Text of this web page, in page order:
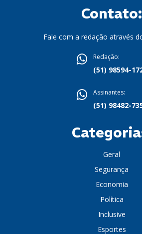
Contato:
Fale com a redação através
Redação:
(51) 98594-
Assinantes:
(51) 98482-
Geral
Segurança
Economia
Política
Inclusive
Esportes